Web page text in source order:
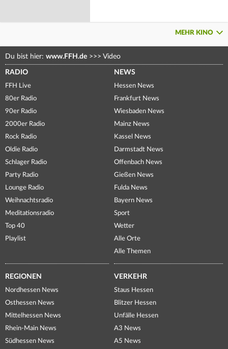
MEHR KINO
Du bist hier: www.FFH.de >>> Video
RADIO
FFH Live
80er Radio
90er Radio
2000er Radio
Rock Radio
Oldie Radio
Schlager Radio
Party Radio
Lounge Radio
Weihnachtsradio
Meditationsradio
Top 40
Playlist
NEWS
Hessen News
Frankfurt News
Wiesbaden News
Mainz News
Kassel News
Darmstadt News
Offenbach News
Gießen News
Fulda News
Bayern News
Sport
Wetter
Alle Orte
Alle Themen
REGIONEN
Nordhessen News
Osthessen News
Mittelhessen News
Rhein-Main News
Südhessen News
VERKEHR
Staus Hessen
Blitzer Hessen
Unfälle Hessen
A3 News
A5 News